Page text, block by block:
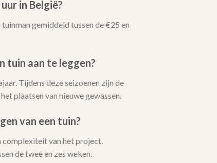
in België?
gemiddeld tussen de €25 en
tuin aan te leggen?
Tijdens deze seizoenen zijn de
plaatsen van nieuwe gewassen.
van een tuin?
complexiteit van het project.
de twee en zes weken.